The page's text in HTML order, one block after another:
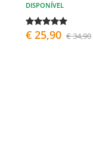
DISPONÍVEL
€ 25,90 € 34,90